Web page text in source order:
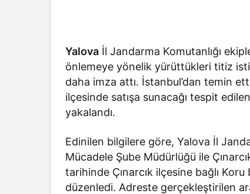
Yalova İl Jandarma Komutanlığı
önlemeye yönelik yürüttükleri titiz
daha imza attı. İstanbul’dan temin
ilçesinde satışa sunacağı tespit
yakalandı.
Edinilen bilgilere göre, Yalova İl
Mücadele Şube Müdürlüğü ile
tarihinde Çınarcık ilçesine bağlı
düzenledi. Adreste gerçekleştirilen